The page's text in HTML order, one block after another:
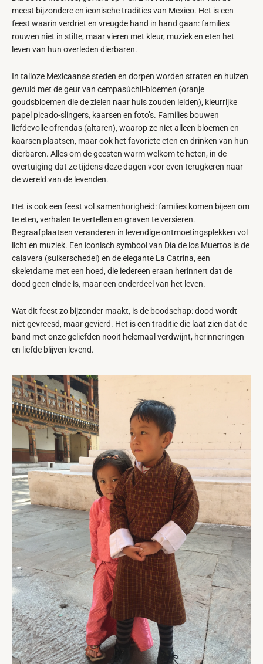
meest bijzondere en iconische tradities van Mexico. Het is een
feest waarin verdriet en vreugde hand in hand gaan: families
rouwen niet in stilte, maar vieren met kleur, muziek en eten het
leven van hun overleden dierbaren.
In talloze Mexicaanse steden en dorpen worden straten en huizen
gevuld met de geur van cempasúchil-bloemen (oranje
goudsbloemen die de zielen naar huis zouden leiden), kleurrijke
papel picado-slingers, kaarsen en foto’s. Families bouwen
liefdevolle ofrendas (altaren), waarop ze niet alleen bloemen en
kaarsen plaatsen, maar ook het favoriete eten en drinken van hun
dierbaren. Alles om de geesten warm welkom te heten, in de
overtuiging dat ze tijdens deze dagen voor even terugkeren naar
de wereld van de levenden.
Het is ook een feest vol samenhorigheid: families komen bijeen om
te eten, verhalen te vertellen en graven te versieren.
Begraafplaatsen veranderen in levendige ontmoetingsplekken vol
licht en muziek. Een iconisch symbool van Día de los Muertos is de
calavera (suikerschedel) en de elegante La Catrina, een
skeletdame met een hoed, die iedereen eraan herinnert dat de
dood geen einde is, maar een onderdeel van het leven.
Wat dit feest zo bijzonder maakt, is de boodschap: dood wordt
niet gevreesd, maar gevierd. Het is een traditie die laat zien dat de
band met onze geliefden nooit helemaal verdwijnt, herinneringen
en liefde blijven levend.